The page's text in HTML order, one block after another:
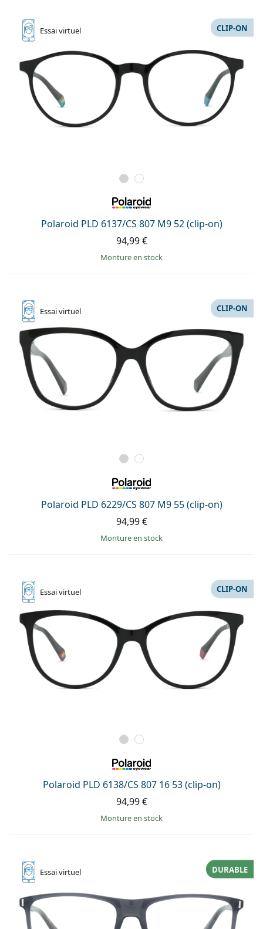
Essaivirtuel
Polaroid PLD 6137/CS 807 M9 52 (clip-on)
CLIP-ON
94,99 €
Monture en stock
Essaivirtuel
Polaroid PLD 6229/CS 807 M9 55 (clip-on)
CLIP-ON
94,99 €
Monture en stock
Essaivirtuel
Polaroid PLD 6138/CS 807 16 53 (clip-on)
CLIP-ON
94,99 €
Monture en stock
Essaivirtuel DURABLE